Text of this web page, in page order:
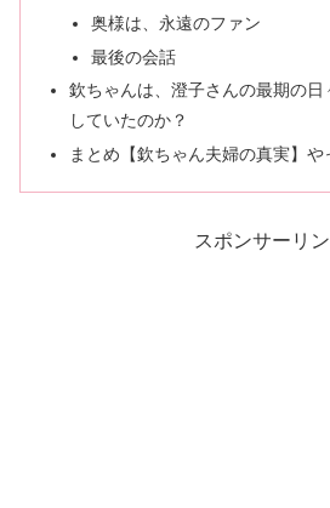
奥様は、永遠のファン
最後の会話
欽ちゃんは、澄子さんの最期の
していたのか？
まとめ【欽ちゃん夫婦の真実】や
スポンサーリ